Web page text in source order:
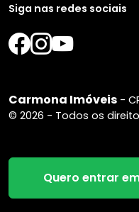
Siga nas redes sociais
Carmona Imóveis -
© 2026 - Todos os
Quero entrar